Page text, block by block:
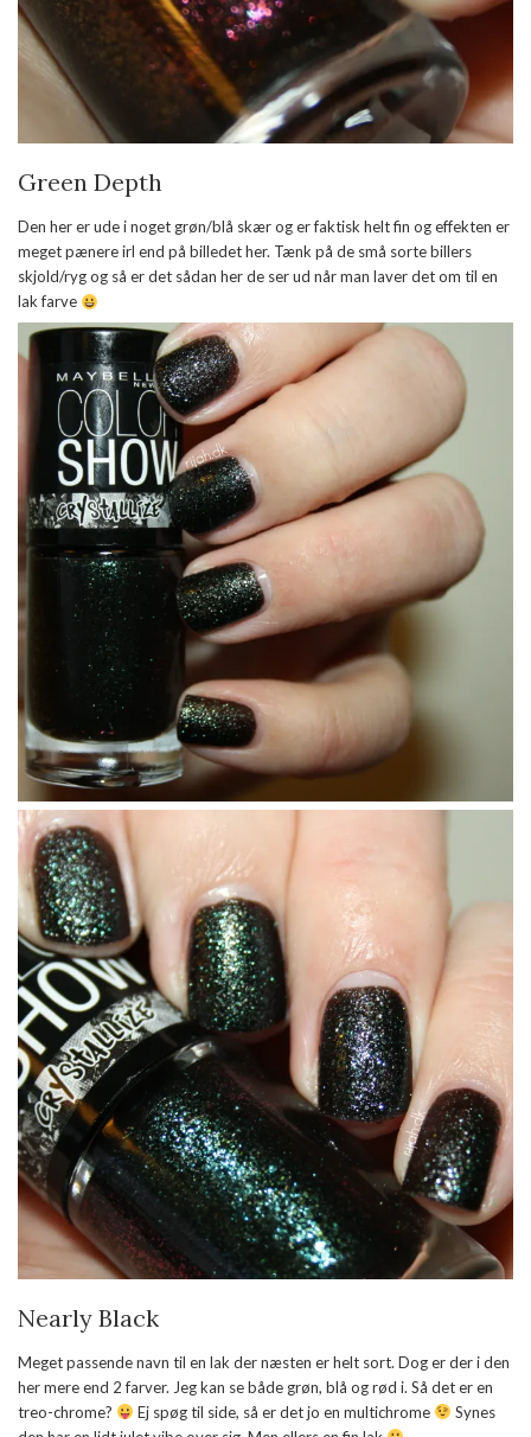
Green Depth
Den her er ude i noget grøn/blå skær og er faktisk helt fin og effekten er
meget pænere irl end på billedet her. Tænk på de små sorte billers
skjold/ryg og så er det sådan her de ser ud når man laver det om til en
lak farve
Nearly Black
Meget passende navn til en lak der næsten er helt sort. Dog er der i den
her mere end 2 farver. Jeg kan se både grøn, blå og rød i. Så det er en
treo-chrome?
Ej spøg til side, så er det jo en multichrome
Synes